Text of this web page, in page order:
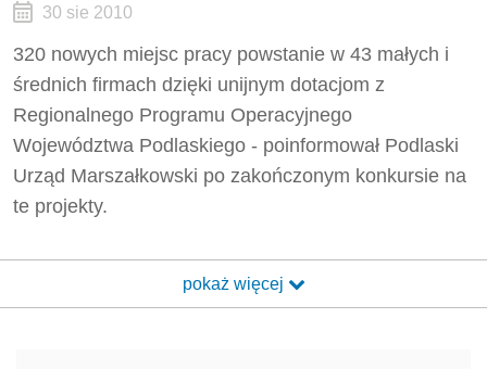
30 sie 2010
320 nowych miejsc pracy powstanie w 43 małych i
średnich firmach dzięki unijnym dotacjom z
Regionalnego Programu Operacyjnego
Województwa Podlaskiego - poinformował Podlaski
Urząd Marszałkowski po zakończonym konkursie na
te projekty.
pokaż więcej